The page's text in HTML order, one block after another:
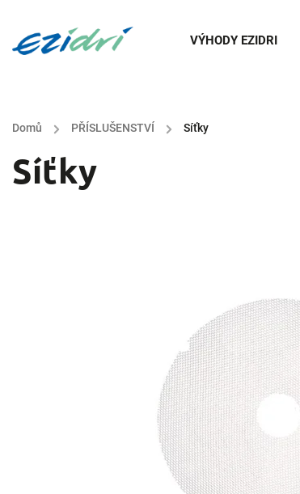
VÝHODY EZIDRI
Domů / PŘÍSLUŠENSTVÍ / Síťky
Síťky